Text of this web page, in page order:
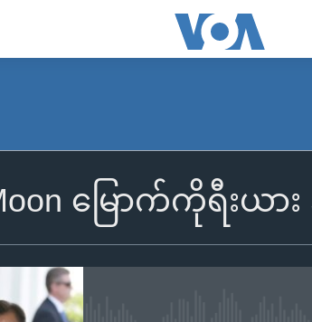
မြောက်ကိုရီးယာ